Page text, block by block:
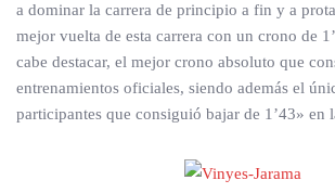
a dominar la carrera de principio a fin y a
mejor vuelta de esta carrera con un crono de
cabe destacar, el mejor crono absoluto que
entrenamientos oficiales, siendo además el
participantes que consiguió bajar de 1’43» en